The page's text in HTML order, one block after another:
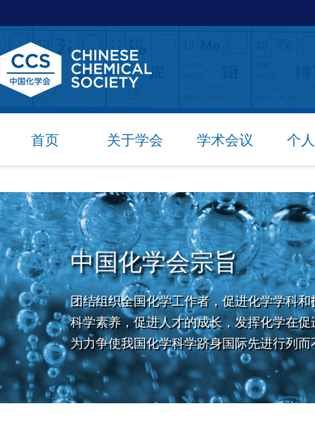
首页 关于学会 学术会议 个
中国化学会宗旨
团结组织全国化学工作者，促进化学学科
科学素养，促进人才的成长，发挥化学在
为力争使我国化学科学跻身国际先进行列